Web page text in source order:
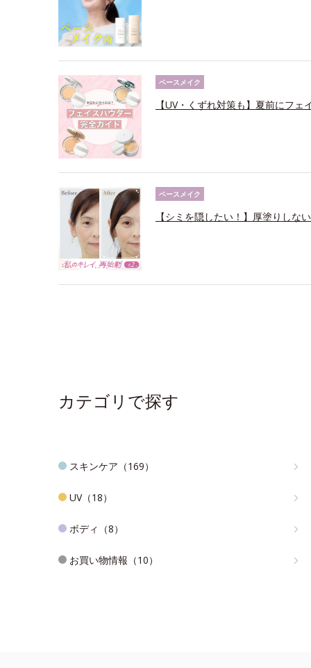
ベースメイク
【UV・くずれ対策も】夏前にフェ
ベースメイク
【シミを隠したい！】厚塗りしな
カテゴリで探す
スキンケア（169）
UV（18）
ボディ（8）
お買い物情報（10）